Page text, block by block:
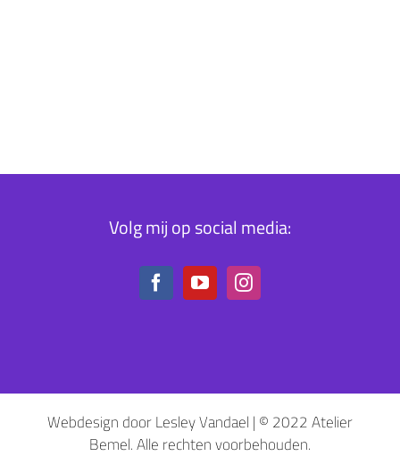
Volg mij op social media:
Webdesign door Lesley Vandael | © 2022 Atelier
Bemel. Alle rechten voorbehouden.